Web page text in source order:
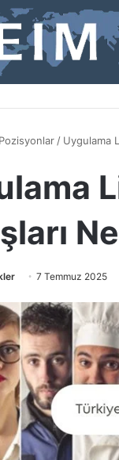
Pozisyonlar / Uygulama
7 Temmuz 2025